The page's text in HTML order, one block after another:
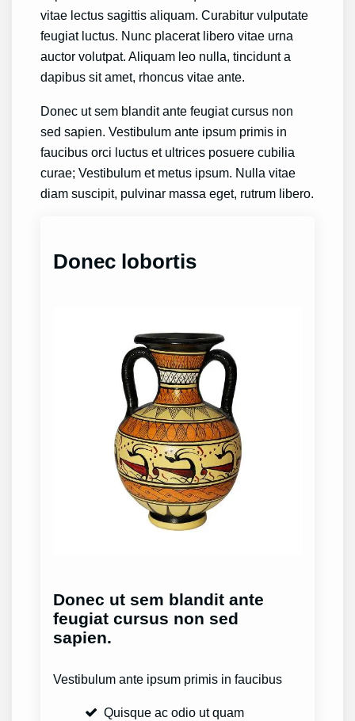
vitae lectus sagittis aliquam. Curabitur vulputate
feugiat luctus. Nunc placerat libero vitae urna
auctor volutpat. Aliquam leo nulla, tincidunt a
dapibus sit amet, rhoncus vitae ante.
Donec ut sem blandit ante feugiat cursus non
sed sapien. Vestibulum ante ipsum primis in
faucibus orci luctus et ultrices posuere cubilia
curae; Vestibulum et metus ipsum. Nulla vitae
diam suscipit, pulvinar massa eget, rutrum libero.
Donec lobortis
Donec ut sem blandit ante
feugiat cursus non sed
sapien.
Vestibulum ante ipsum primis in faucibus
Quisque ac odio ut quam